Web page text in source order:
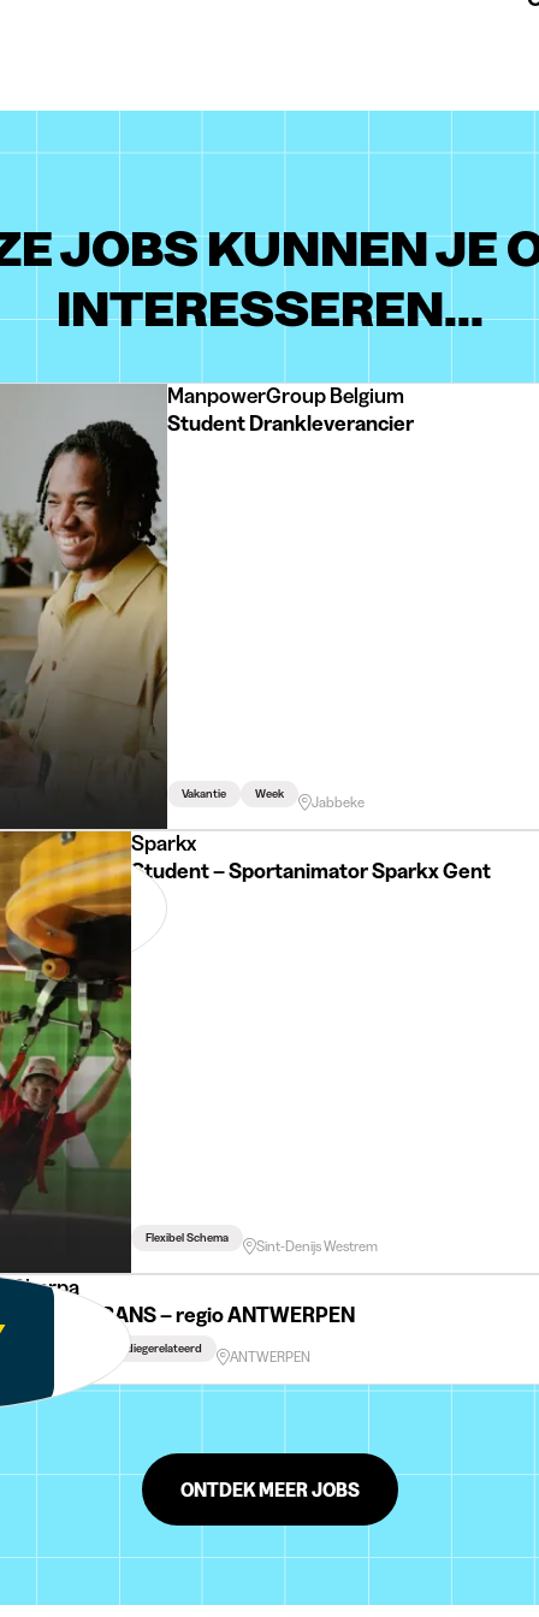
JOBS KUNNEN JE
INTERESSEREN...
ManpowerGroup Belgium
Student Drankleverancier
Vakantie Week Jabbeke
Sparkx
Student – Sportanimator Sparkx Gent
Flexibel Schema Sint-Denijs Westrem
Sherpa
FRANS – regio ANTWERPEN
Studiegerelateerd ANTWERPEN
ONTDEK MEER JOBS